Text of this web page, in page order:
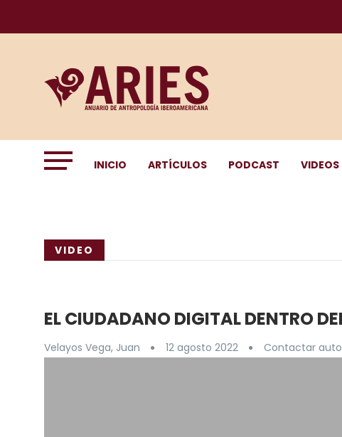
INICIO ARTÍCULOS PODCAST VIDEOS
VIDEO
EL CIUDADANO DIGITAL DENTRO
Velayos Vega, Juan 12 agosto 2022 Contactar